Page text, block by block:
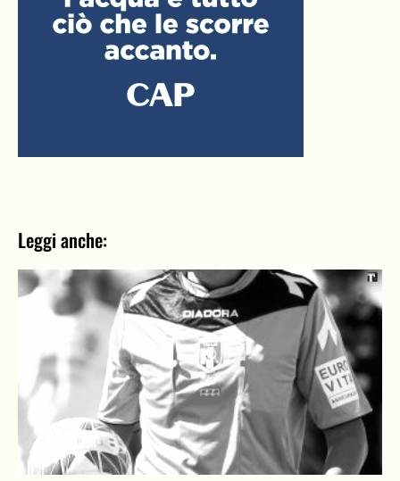
Leggi anche: